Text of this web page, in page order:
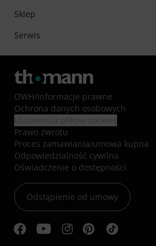
Sklep
Serwis
OWH/Informacje prawne
Ochrona danych osobowych
Prawo zwrotu
Proces zamawiania/umowa kupna
Odpowiedzialność cywilna
Oświadczenie o dostępności
Odstąpienie od umowy